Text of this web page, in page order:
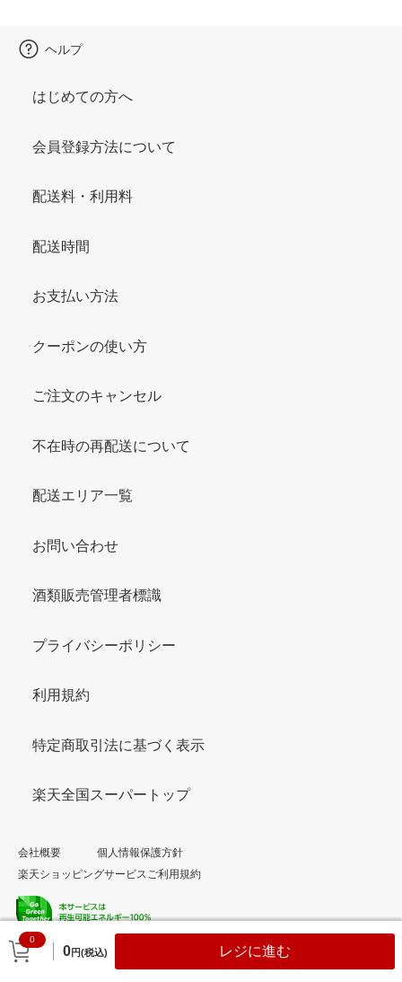
0
0円(税込) レジに進む
ヘルプ
はじめての方へ
会員登録方法について
配送料・利用料
配送時間
お支払い方法
クーポンの使い方
ご注文のキャンセル
不在時の再配送について
配送エリア一覧
お問い合わせ
酒類販売管理者標識
プライバシーポリシー
利用規約
特定商取引法に基づく表示
楽天全国スーパートップ
会社概要
個人情報保護方針
楽天ショッピングサービスご利用規約
© Rakuten Group, Inc.